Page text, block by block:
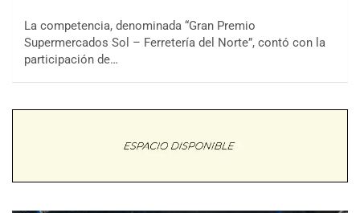
La competencia, denominada “Gran Premio
Supermercados Sol – Ferretería del Norte”, contó con la
participación de…